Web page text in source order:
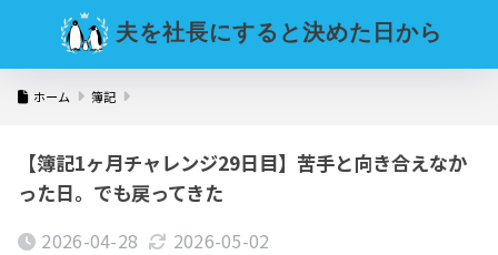
夫を社長にすると決めた日から
ホーム 簿記
【簿記1ヶ月チャレンジ29日目】苦手と向き合えなか
った日。でも戻ってきた
2026-04-28 2026-05-02